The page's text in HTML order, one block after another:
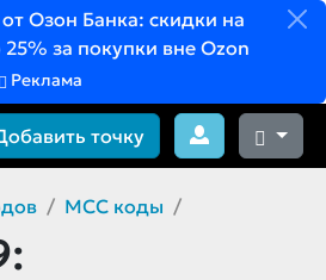
Озон Банка: скидки на
за покупки вне Ozon
Реклама
точку
MCC коды